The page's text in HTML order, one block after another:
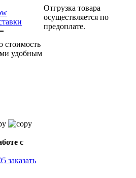
стоимость
удобным
с
заказать
Отгрузка товара
осуществляется по
предоплате.